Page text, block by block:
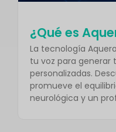
¿Qué es
La tecnología
tu voz para generar
personalizadas.
promueve el
neurológica y un